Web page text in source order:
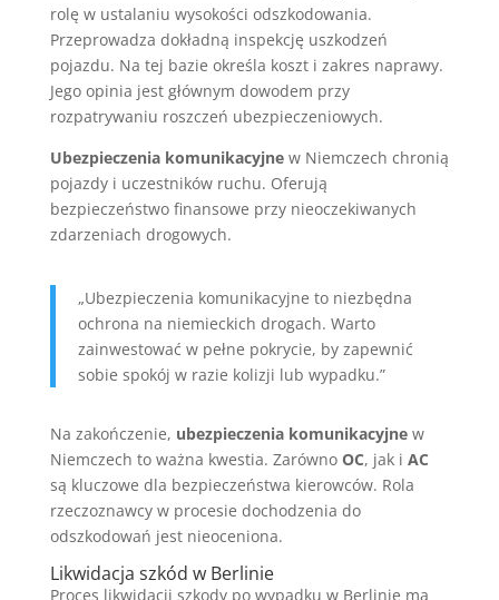
rolę w ustalaniu wysokości odszkodowania.
Przeprowadza dokładną inspekcję uszkodzeń
pojazdu. Na tej bazie określa koszt i zakres naprawy.
Jego opinia jest głównym dowodem przy
rozpatrywaniu roszczeń ubezpieczeniowych.
Ubezpieczenia komunikacyjnew Niemczech chronią
pojazdy i uczestników ruchu. Oferują
bezpieczeństwo finansowe przy nieoczekiwanych
zdarzeniach drogowych.
„Ubezpieczenia komunikacyjne to niezbędna
ochrona na niemieckich drogach. Warto
zainwestować w pełne pokrycie, by zapewnić
sobie spokój w razie kolizji lub wypadku.”
Na zakończenie, ubezpieczenia komunikacyjnew
Niemczech to ważna kwestia. Zarówno OC, jak i AC
są kluczowe dla bezpieczeństwa kierowców. Rola
rzeczoznawcy w procesie dochodzenia do
odszkodowań jest nieoceniona.
Likwidacja szkód w Berlinie
Proces likwidacji szkody po wypadku w Berlinie ma